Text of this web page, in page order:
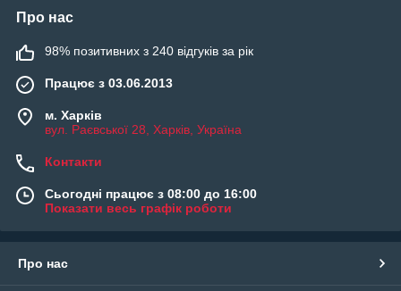
Про нас
98% позитивних з 240 відгуків за рік
Працює з 03.06.2013
м. Харків
вул. Раєвської 28, Харків, Україна
Контакти
Сьогодні працює з 08:00 до 16:00
Показати весь графік роботи
Про нас